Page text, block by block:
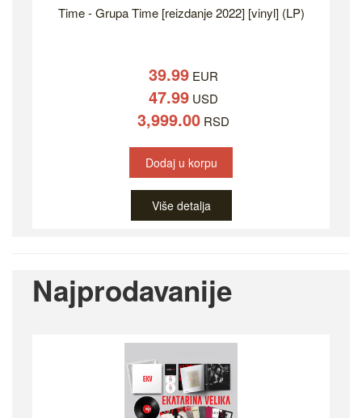
Time - Grupa Time [reizdanje 2022] [vinyl] (LP)
39.99EUR
47.99USD
3,999.00RSD
Dodaj u korpu
Više detalja
Najprodavanije